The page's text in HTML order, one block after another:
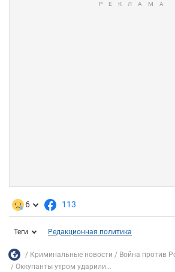
6 113
Теги Редакционная политика
Криминальные новости
Война против
Оккупанты утром ударили...